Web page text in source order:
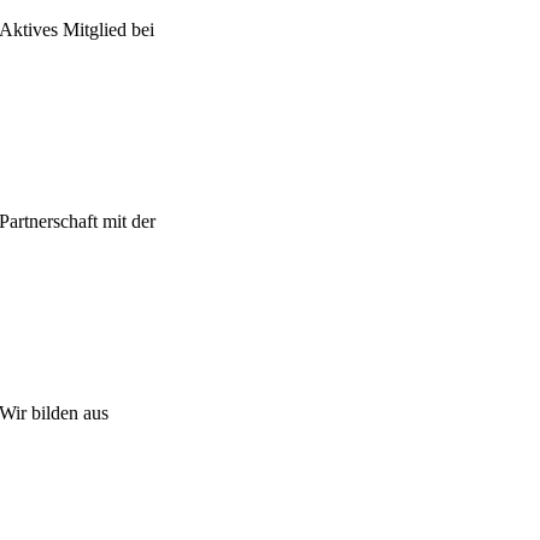
Aktives Mitglied bei
Partnerschaft mit der
Wir bilden aus